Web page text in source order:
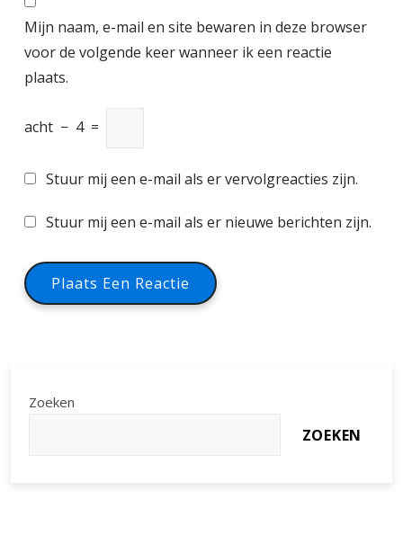
Mijn naam, e-mail en site bewaren in deze browser
voor de volgende keer wanneer ik een reactie
plaats.
acht − 4 =
Stuur mij een e-mail als er vervolgreacties zijn.
Stuur mij een e-mail als er nieuwe berichten zijn.
Zoeken
ZOEKEN